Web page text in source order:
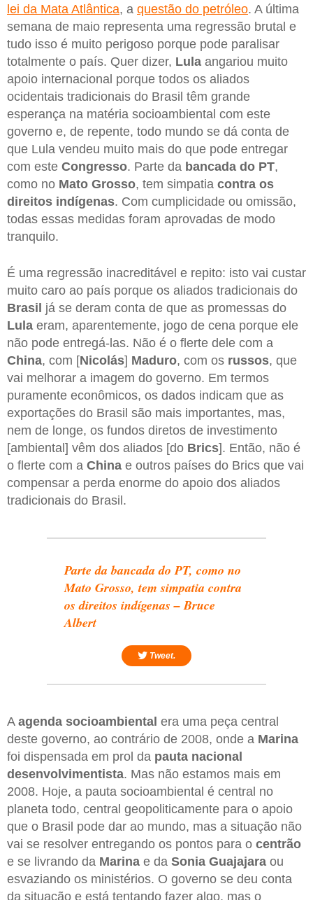
lei da Mata Atlântica, a questão do petróleo. A última
semana de maio representa uma regressão brutal e
tudo isso é muito perigoso porque pode paralisar
totalmente o país. Quer dizer, Lula angariou muito
apoio internacional porque todos os aliados
ocidentais tradicionais do Brasil têm grande
esperança na matéria socioambiental com este
governo e, de repente, todo mundo se dá conta de
que Lula vendeu muito mais do que pode entregar
com este Congresso. Parte da bancada do PT,
como no Mato Grosso, tem simpatia contra os
direitos indígenas. Com cumplicidade ou omissão,
todas essas medidas foram aprovadas de modo
tranquilo.
É uma regressão inacreditável e repito: isto vai custar
muito caro ao país porque os aliados tradicionais do
Brasil já se deram conta de que as promessas do
Lula eram, aparentemente, jogo de cena porque ele
não pode entregá-las. Não é o flerte dele com a
China, com [Nicolás] Maduro, com os russos, que
vai melhorar a imagem do governo. Em termos
puramente econômicos, os dados indicam que as
exportações do Brasil são mais importantes, mas,
nem de longe, os fundos diretos de investimento
[ambiental] vêm dos aliados [do Brics]. Então, não é
o flerte com a China e outros países do Brics que vai
compensar a perda enorme do apoio dos aliados
tradicionais do Brasil.
Parte da bancada do PT, como no
Mato Grosso, tem simpatia contra
os direitos indígenas – Bruce
Albert
Tweet.
A agenda socioambiental era uma peça central
deste governo, ao contrário de 2008, onde a Marina
foi dispensada em prol da pauta nacional
desenvolvimentista. Mas não estamos mais em
2008. Hoje, a pauta socioambiental é central no
planeta todo, central geopoliticamente para o apoio
que o Brasil pode dar ao mundo, mas a situação não
vai se resolver entregando os pontos para o centrão
e se livrando da Marina e da Sonia Guajajara ou
esvaziando os ministérios. O governo se deu conta
da situação e está tentando fazer algo, mas o